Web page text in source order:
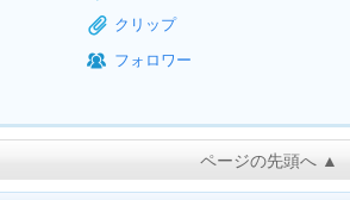
クリップ
フォロワー
ページの先頭へ ▲